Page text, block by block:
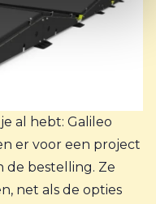
al hebt: Galileo
er voor een project
de bestelling. Ze
net als de opties